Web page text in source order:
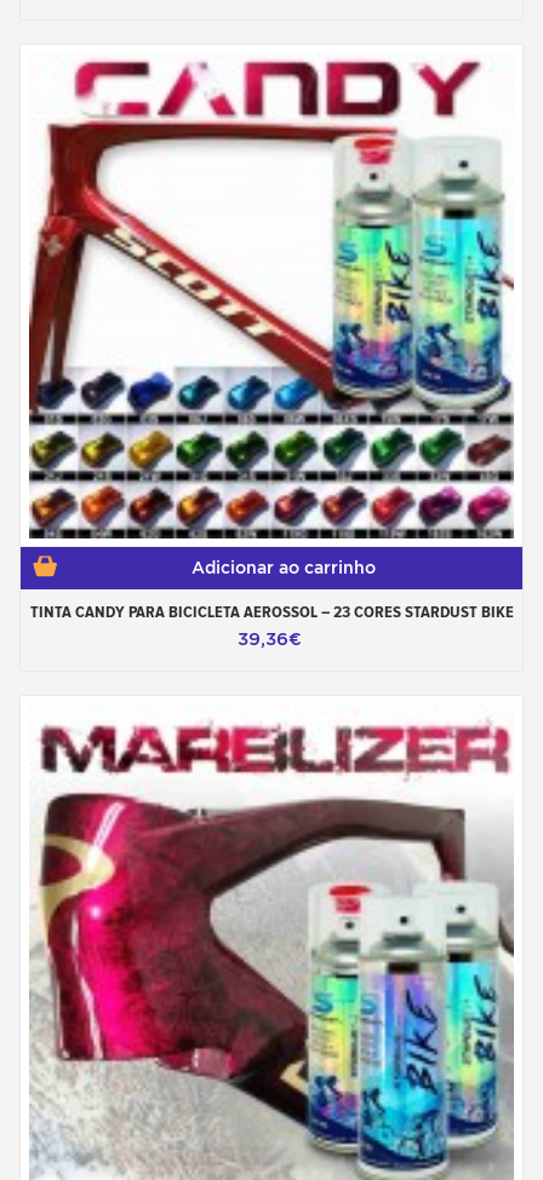
Adicionar ao carrinho
TINTA CANDY PARA BICICLETA AEROSSOL – 23 CORES STARDUST BIKE
39,36€